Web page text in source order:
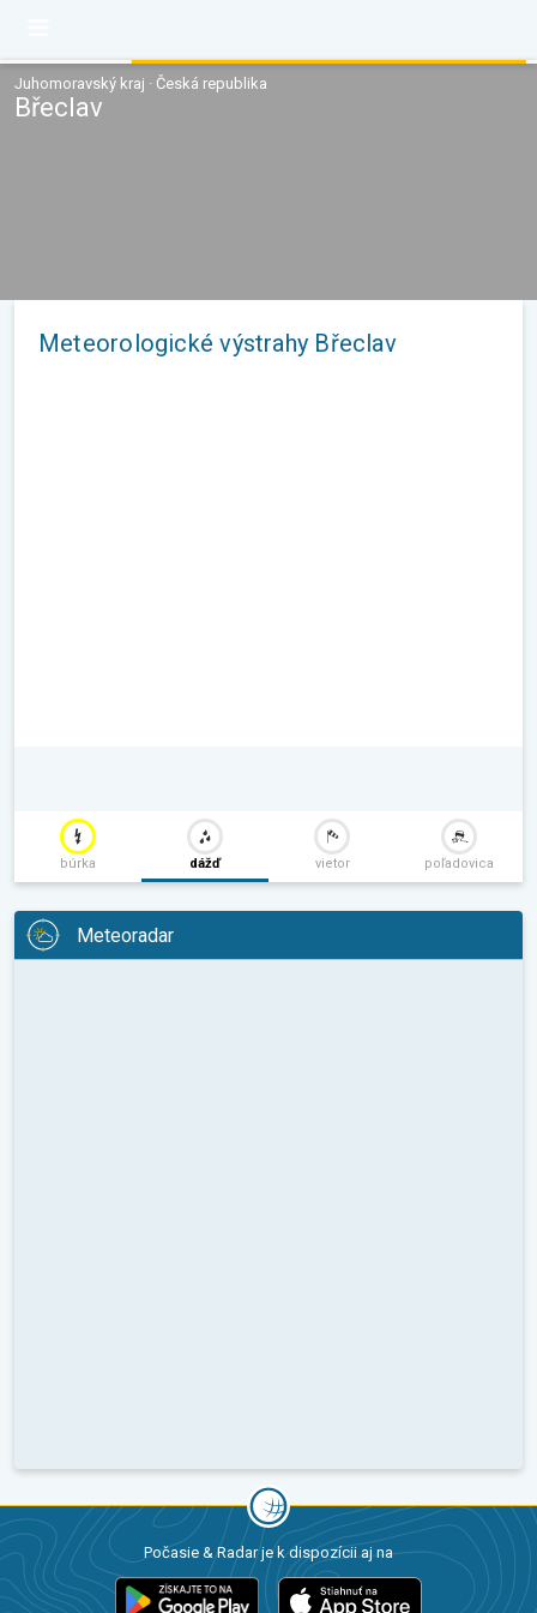
Juhomoravský kraj · Česká republika
Břeclav
Meteorologické výstrahy Břeclav
búrka dážď vietor poľadovica
Meteoradar
Počasie & Radar je k dispozícii aj na